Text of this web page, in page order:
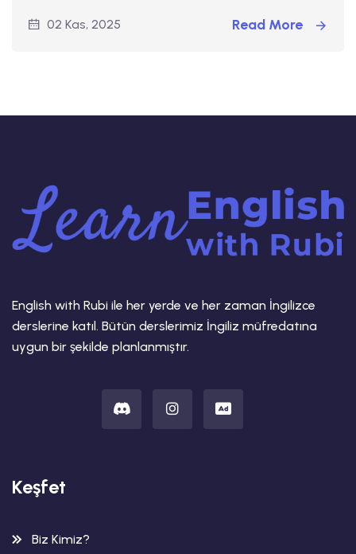
02 Kas, 2025 Read More
English with Rubi ile her yerde ve her zaman İngilizce
derslerine katıl. Bütün derslerimiz İngiliz müfredatına
uygun bir şekilde planlanmıştır.
Keşfet
Biz Kimiz?